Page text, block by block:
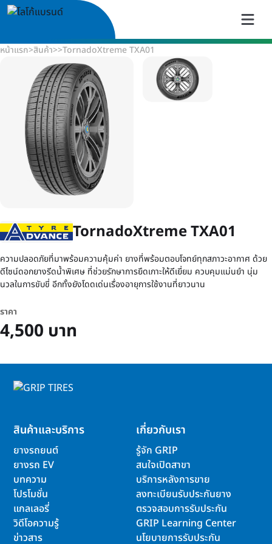
หน้าแรก>สินค้า>>TornadoXtreme TXA01
TornadoXtreme TXA01
ความปลอดภัยที่มาพร้อมความคุ้มค่า ยางที่พร้อมตอบโจทย์ทุกสภาวะอากาศ ด้วย
ดีไซน์ดอกยางรีดน้ำพิเศษ ที่ช่วยรักษาการยึดเกาะให้ดีเยี่ยม ควบคุมแม่นยำ นุ่ม
นวลในการขับขี่ อีกทั้งยังโดดเด่นเรื่องอายุการใช้งานที่ยาวนาน
ราคา
4,500 บาท
สินค้าและบริการ
ยางรถยนต์
ยางรถ EV
บทความ
โปรโมชั่น
แกลเลอรี่
วิดีโอความรู้
ข่าวสาร
เกี่ยวกับเรา
รู้จัก GRIP
สนใจเปิดสาขา
บริการหลังการขาย
ลงทะเบียนรับประกันยาง
ตรวจสอบการรับประกัน
GRIP Learning Center
นโยบายการรับประกัน